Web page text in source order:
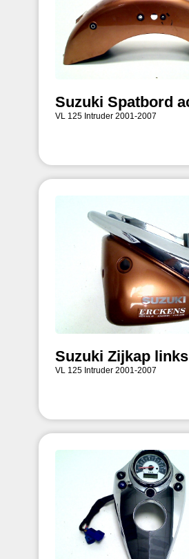
Suzuki Spatbord
VL 125 Intruder 2001-2007
Suzuki Zijkap links
VL 125 Intruder 2001-2007